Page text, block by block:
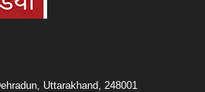
Uttarakhand, 248001